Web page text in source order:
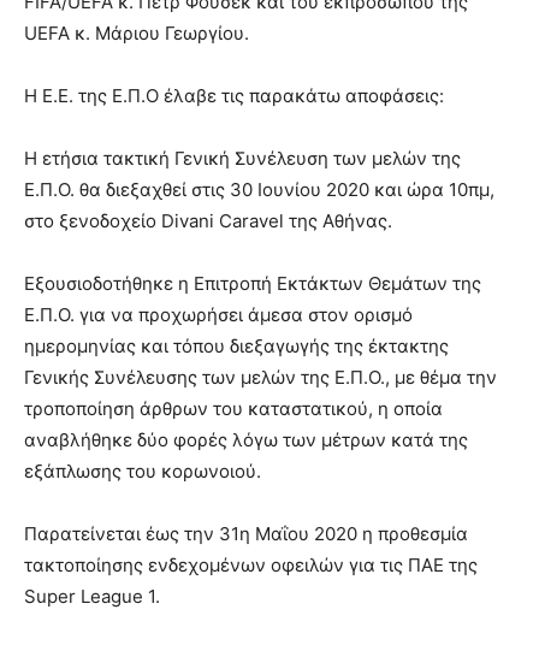
UEFA κ. Μάριου Γεωργίου.
Η Ε.Ε. της Ε.Π.Ο έλαβε τις παρακάτω αποφάσεις:
Η ετήσια τακτική Γενική Συνέλευση των μελών της
Ε.Π.Ο. θα διεξαχθεί στις 30 Ιουνίου 2020 και ώρα 10πμ,
στο ξενοδοχείο Divani Caravel της Αθήνας.
Εξουσιοδοτήθηκε η Επιτροπή Εκτάκτων Θεμάτων της
Ε.Π.Ο. για να προχωρήσει άμεσα στον ορισμό
ημερομηνίας και τόπου διεξαγωγής της έκτακτης
Γενικής Συνέλευσης των μελών της Ε.Π.Ο., με θέμα την
τροποποίηση άρθρων του καταστατικού, η οποία
αναβλήθηκε δύο φορές λόγω των μέτρων κατά της
εξάπλωσης του κορωνοιού.
Παρατείνεται έως την 31η Μαΐου 2020 η προθεσμία
τακτοποίησης ενδεχομένων οφειλών για τις ΠΑΕ της
Super League 1.